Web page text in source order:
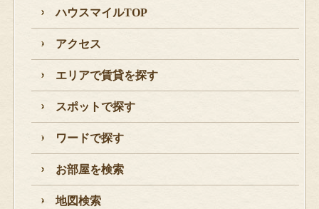
ハウスマイルTOP
アクセス
エリアで賃貸を探す
スポットで探す
ワードで探す
お部屋を検索
地図検索